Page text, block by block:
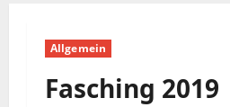
Allgemein
Fasching 2019